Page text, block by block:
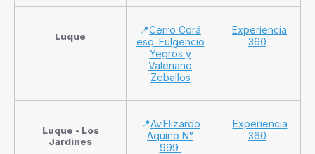
Luque
📍Cerro Corá
esq. Fulgencio
Yegros y
Valeriano
Zeballos
Experiencia
360
Luque - Los
Jardines
📍Av.Elizardo
Aquino N°
999
Experiencia
360